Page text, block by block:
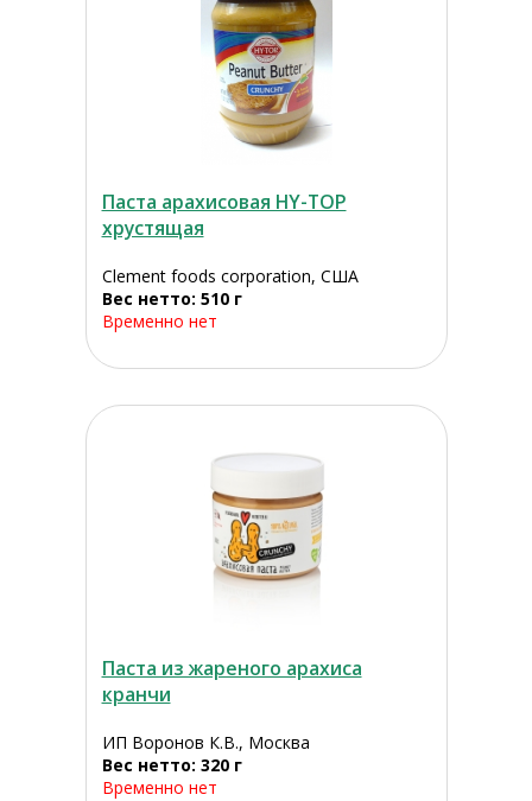
Паста арахисовая HY-TOP
хрустящая
Clement foods corporation, США
Вес нетто: 510 г
Временно нет
Паста из жареного арахиса
кранчи
ИП Воронов К.В., Москва
Вес нетто: 320 г
Временно нет